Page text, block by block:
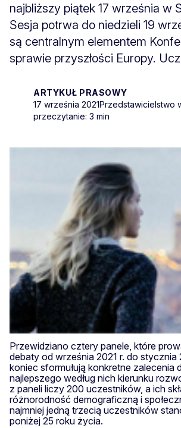
najbliższy piątek 17 września w
Sesja potrwa do niedzieli 19
są centralnym elementem
sprawie przyszłości Europy.
ARTYKUŁ PRASOWY
17 września 2021Przedstawicielstwo
przeczytanie: 3 min
Przewidziano cztery panele, które
debaty od września 2021 r. do stycznia
koniec sformułują konkretne zalecenia
najlepszego według nich kierunku
z paneli liczy 200 uczestników, a ich
różnorodność demograficzną i
najmniej jedną trzecią uczestników
poniżej 25 roku życia.